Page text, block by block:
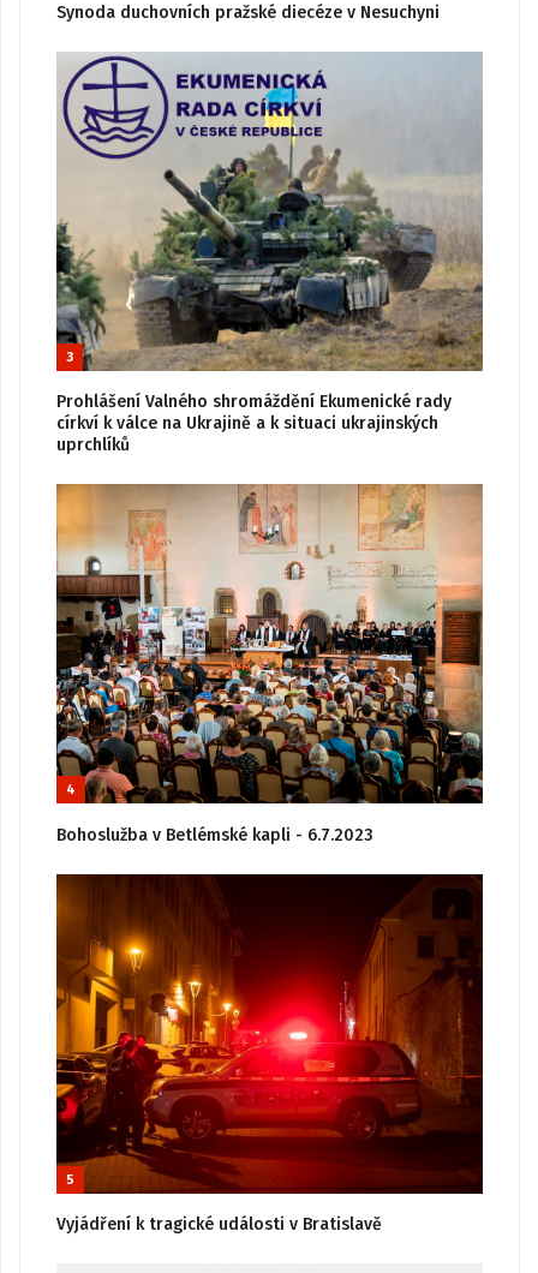
Synoda duchovních pražské diecéze v Nesuchyni
3
Prohlášení Valného shromáždění Ekumenické rady
církví k válce na Ukrajině a k situaci ukrajinských
uprchlíků
4
Bohoslužba v Betlémské kapli - 6.7.2023
5
Vyjádření k tragické události v Bratislavě